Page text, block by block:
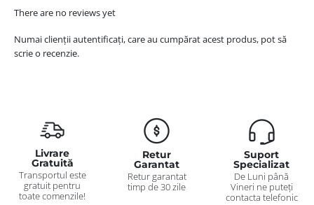
There are no reviews yet
Numai clienții autentificați, care au cumpărat acest produs, pot să
scrie o recenzie.
Livrare
Gratuită
Transportul este
gratuit pentru
toate comenzile!
Retur
Garantat
Retur garantat
timp de 30 zile
Suport
Specializat
De Luni până
Vineri ne puteți
contacta telefonic